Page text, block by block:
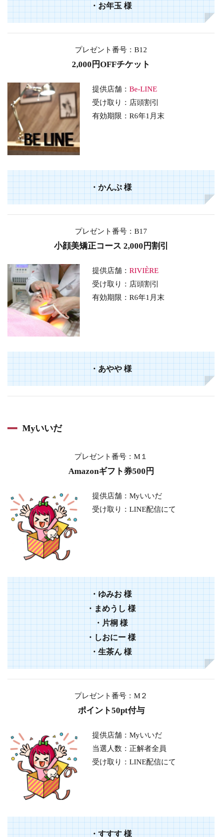
・お年玉様
プレゼント番号：B12
2,000円OFFチケット
提供店舗：Be-LINE
受け取り：店頭割引
有効期限：R6年1月末
・かんぷ様
プレゼント番号：B17
小顔美矯正コース 2,000円割引
提供店舗：RIVIÈRE
受け取り：店頭割引
有効期限：R6年1月末
・あやや様
Myいいだ
プレゼント番号：M１
Amazonギフト券500円
提供店舗：Myいいだ
受け取り：LINE配信にて
・ゆみお 様
・まめうし様
・片桐様
・しおにー様
・生茶ん 様
プレゼント番号：M２
ポイント50pt付与
提供店舗：Myいいだ
当選人数：正解者全員
受け取り：LINE配信にて
・すすす様